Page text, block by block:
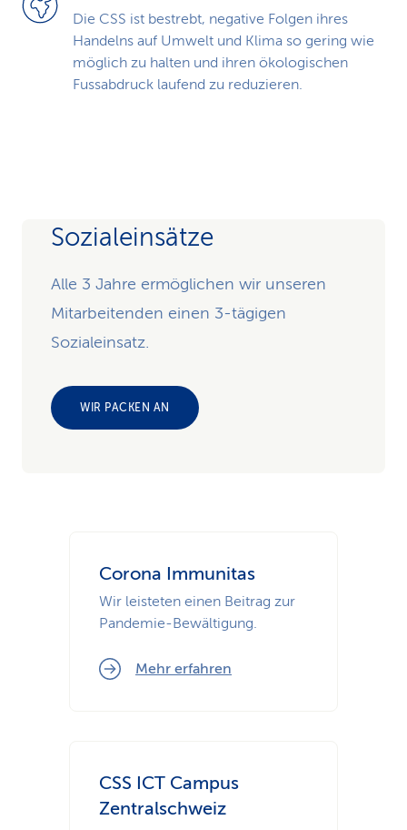
Die CSS ist bestrebt, negative Folgen ihres
Handelns auf Umwelt und Klima so gering wie
möglich zu halten und ihren ökologischen
Fussabdruck laufend zu reduzieren.
Sozialeinsätze
Alle 3 Jahre ermöglichen wir unseren
Mitarbeitenden einen 3-tägigen
Sozialeinsatz.
WIR PACKEN AN
Corona Immunitas
Wir leisteten einen Beitrag zur
Pandemie-Bewältigung.
Mehr erfahren
CSS ICT Campus
Zentralschweiz